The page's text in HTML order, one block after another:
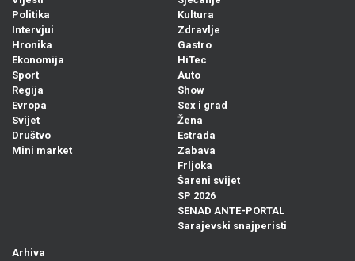
Politika
Intervjui
Hronika
Ekonomija
Sport
Regija
Evropa
Svijet
Društvo
Mini market
Kultura
Zdravlje
Gastro
HiTec
Auto
Show
Sex i grad
Žena
Estrada
Zabava
Frljoka
Šareni svijet
SP 2026
SENAD ANTE-PORTAL
Sarajevski snajperisti
Arhiva